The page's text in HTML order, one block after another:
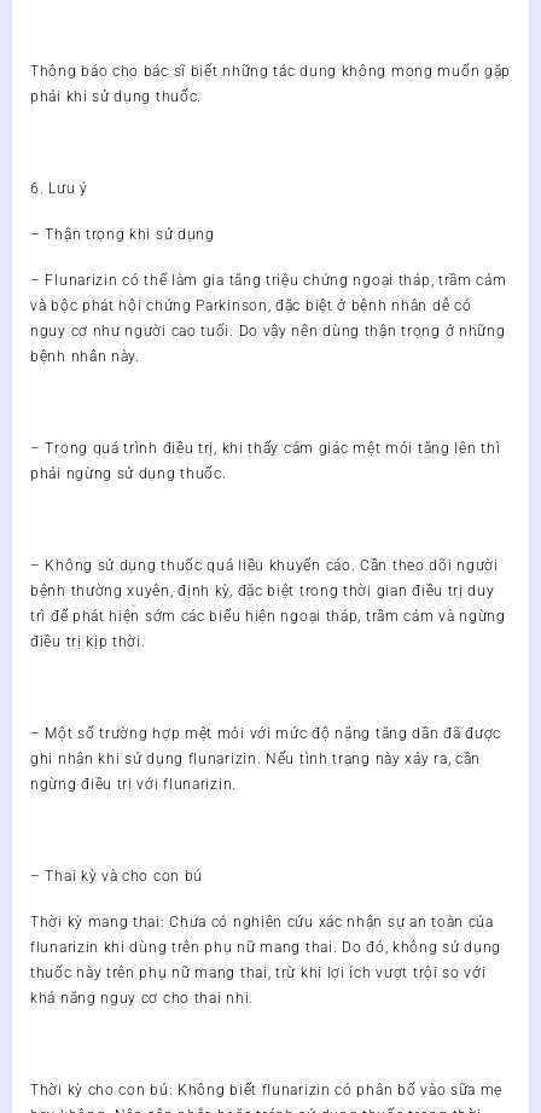
Thông báo cho bác sĩ biết những tác dụng không mong muốn gặp
phải khi sử dụng thuốc.
6. Lưu ý
– Thận trọng khi sử dụng
– Flunarizin có thể làm gia tăng triệu chứng ngoại tháp, trầm cảm
và bộc phát hội chứng Parkinson, đặc biệt ở bệnh nhân dễ có
nguy cơ như người cao tuổi. Do vậy nên dùng thận trọng ở những
bệnh nhân này.
– Trong quá trình điều trị, khi thấy cảm giác mệt mỏi tăng lên thì
phải ngừng sử dụng thuốc.
– Không sử dụng thuốc quá liều khuyến cáo. Cần theo dõi người
bệnh thường xuyên, định kỳ, đặc biệt trong thời gian điều trị duy
trì để phát hiện sớm các biểu hiện ngoại tháp, trầm cảm và ngừng
điều trị kịp thời.
– Một số trường hợp mệt mỏi với mức độ nặng tăng dần đã được
ghi nhận khi sử dụng flunarizin. Nếu tình trạng này xảy ra, cần
ngừng điều trị với flunarizin.
– Thai kỳ và cho con bú
Thời kỳ mang thai: Chưa có nghiên cứu xác nhận sự an toàn của
flunarizin khi dùng trên phụ nữ mang thai. Do đó, không sử dụng
thuốc này trên phụ nữ mang thai, trừ khi lợi ích vượt trội so với
khả năng nguy cơ cho thai nhi.
Thời kỳ cho con bú: Không biết flunarizin có phân bố vào sữa mẹ